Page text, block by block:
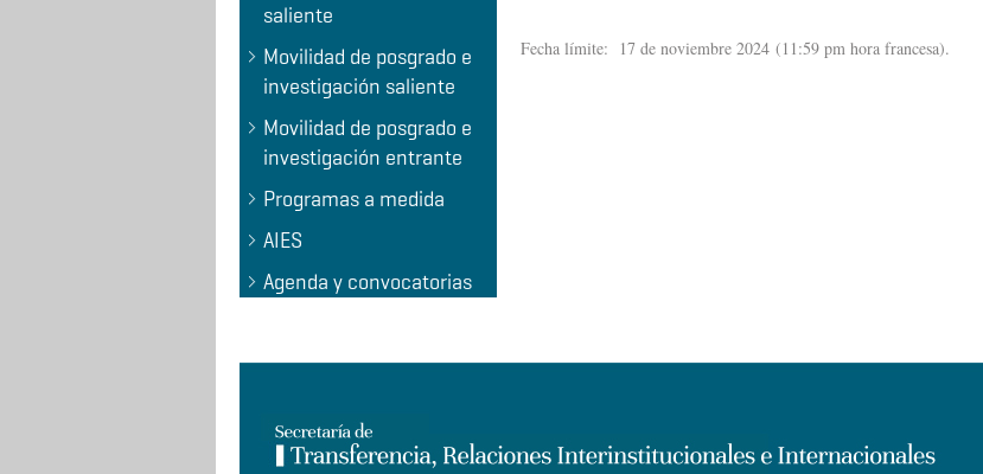
saliente
Movilidad de posgrado e
investigación saliente
Movilidad de posgrado e
investigación entrante
Programas a medida
AIES
Agenda y convocatorias
Fecha límite: 17 de noviembre 2024 (11:59 pm hora francesa).